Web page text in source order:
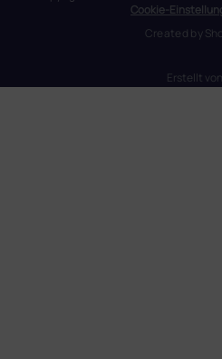
Erstellt
Cookie-
Created by